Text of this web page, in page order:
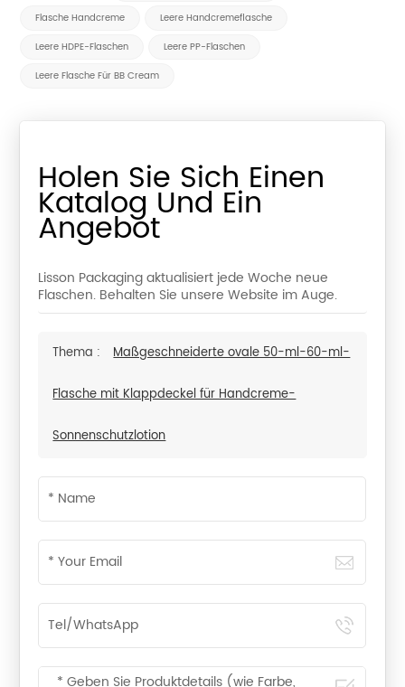
Flasche Handcreme
Leere Handcremeflasche
Leere HDPE-Flaschen
Leere PP-Flaschen
Leere Flasche Für BB Cream
Holen Sie Sich Einen
Katalog Und Ein
Angebot
Lisson Packaging aktualisiert jede Woche neue
Flaschen. Behalten Sie unsere Website im Auge.
Thema : Maßgeschneiderte ovale 50-ml-60-ml-
Flasche mit Klappdeckel für Handcreme-
Sonnenschutzlotion